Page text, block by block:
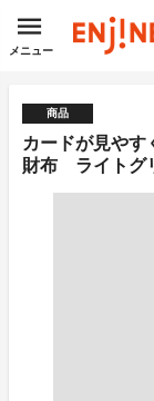
メニュー
商品
カードが見やす
財布 ライトグ